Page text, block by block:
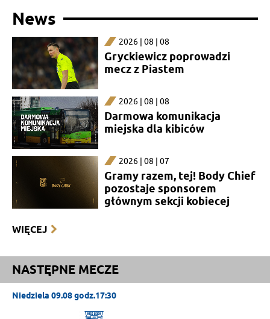
News
2026 | 08 | 08
Gryckiewicz poprowadzi
mecz z Piastem
2026 | 08 | 08
Darmowa komunikacja
miejska dla kibiców
2026 | 08 | 07
Gramy razem, tej! Body Chief
pozostaje sponsorem
głównym sekcji kobiecej
WIĘCEJ
NASTĘPNE MECZE
Niedziela 09.08 godz.17:30